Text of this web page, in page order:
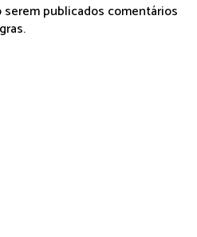
publicados comentários